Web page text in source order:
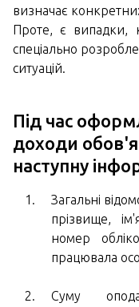
визначає
Проте, є випадки,
спеціально
ситуацій.
Під час
доходи
наступну
Загальні
прізвище,
номер
працювала
Суму